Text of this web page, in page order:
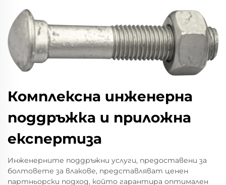
Комплексна инженерна
поддръжка и приложна
експертиза
Инженерните поддръжни услуги, предоставени за
болтовете за влакове, представляват ценен
партньорски подход, който гарантира оптимален